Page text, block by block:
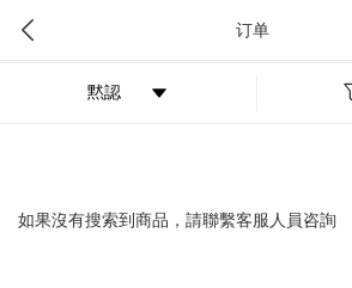
订单
如果沒有搜索到商品，請聯繫客服人員咨詢